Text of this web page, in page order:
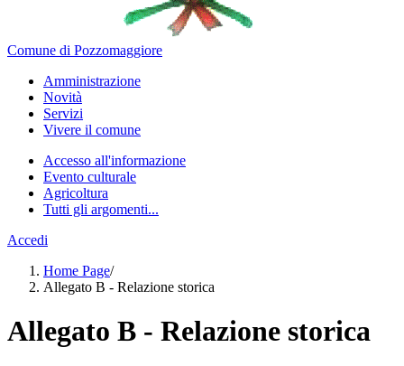
Comune di Pozzomaggiore
Amministrazione
Novità
Servizi
Vivere il comune
Accesso all'informazione
Evento culturale
Agricoltura
Tutti gli argomenti...
Accedi
Home Page/
Allegato B - Relazione storica
Allegato B - Relazione storica